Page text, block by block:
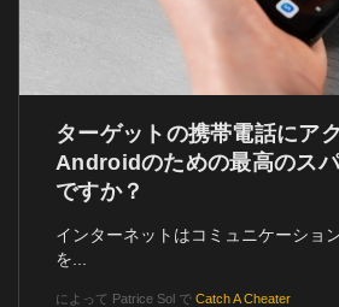
ターゲットの携帯電話にア
Androidのための最高のス
ですか？
インターネットはコミュニケーショ
を...
によって Patrice Sol で Catch A Cheater